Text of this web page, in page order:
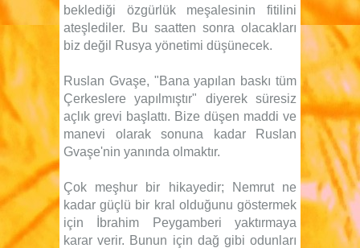
beklediği özgürlük meşalesinin fitilini
ateşlediler. Bu saatten sonra olacakları
biz değil Rusya yönetimi düşünecek.
Ruslan Gvaşe, "Bana yapılan baskı tüm
Çerkeslere yapılmıştır" diyerek süresiz
açlık grevi başlattı. Bize düşen maddi ve
manevi olarak sonuna kadar Ruslan
Gvaşe'nin yanında olmaktır.
Çok meşhur bir hikayedir; Nemrut ne
kadar güçlü bir kral olduğunu göstermek
için İbrahim Peygamberi yaktırmaya
karar verir. Bunun için dağ gibi odunları